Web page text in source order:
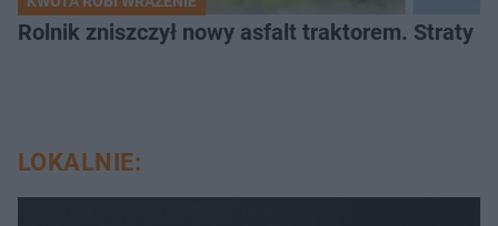
Rolnik zniszczył nowy asfalt traktorem. Straty
LOKALNIE: